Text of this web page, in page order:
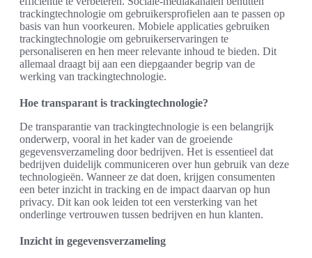
trackingtechnologie om gebruikersprofielen aan te passen op
basis van hun voorkeuren. Mobiele applicaties gebruiken
trackingtechnologie om gebruikerservaringen te
personaliseren en hen meer relevante inhoud te bieden. Dit
allemaal draagt bij aan een diepgaander begrip van de
werking van trackingtechnologie.
Hoe transparant is trackingtechnologie?
De transparantie van trackingtechnologie is een belangrijk
onderwerp, vooral in het kader van de groeiende
gegevensverzameling door bedrijven. Het is essentieel dat
bedrijven duidelijk communiceren over hun gebruik van deze
technologieën. Wanneer ze dat doen, krijgen consumenten
een beter inzicht in tracking en de impact daarvan op hun
privacy. Dit kan ook leiden tot een versterking van het
onderlinge vertrouwen tussen bedrijven en hun klanten.
Inzicht in gegevensverzameling